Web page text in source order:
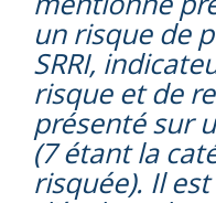
un risque de
SRRI,
risque et de
présenté sur
(7 étant la
risquée). Il